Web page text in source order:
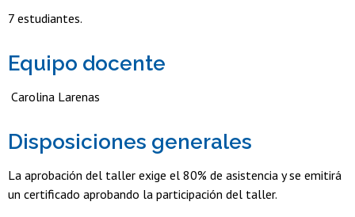
7 estudiantes.
Equipo docente
Carolina Larenas
Disposiciones generales
La aprobación del taller exige el 80% de asistencia y se emitirá
un certificado aprobando la participación del taller.